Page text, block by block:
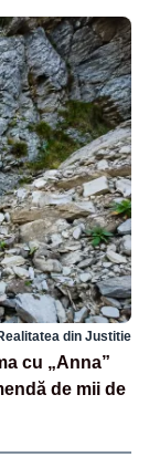
din Justitie
cu „Anna”
de mii de